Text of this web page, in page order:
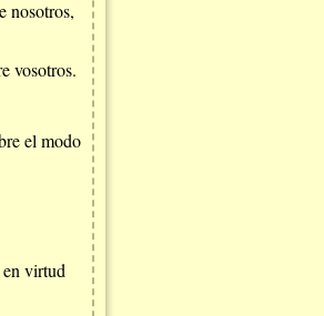
nosotros,
vosotros.
el modo
virtud